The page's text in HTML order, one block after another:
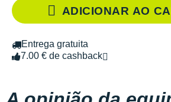
ADICIONAR AO
Entrega gratuita
7.00 € de cashback